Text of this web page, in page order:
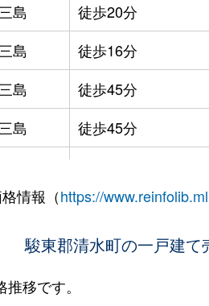
三島 徒歩20分
三島 徒歩16分
三島 徒歩45分
三島 徒歩45分
島 徒歩45分
三島 徒歩45分
津
情報（https://
駿東郡清水町の一戸建て
移です。